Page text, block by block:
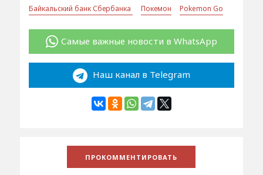
Байкальский банк Сбербанка
Покемон Pokemon Go
Самые важные новости в WhatsApp
Наш канал в Telegram